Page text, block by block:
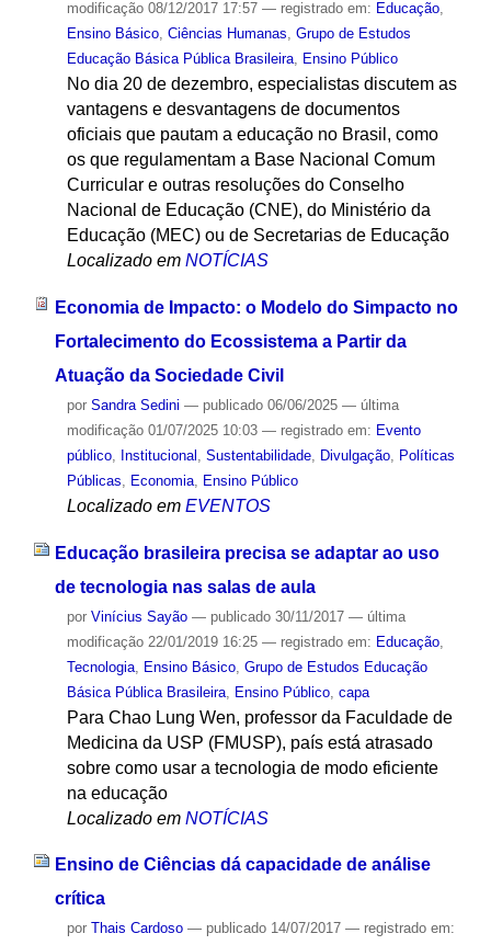
modificação08/12/2017 17:57 — registrado em: Educação,
Ensino Básico, Ciências Humanas, Grupo de Estudos
Educação Básica Pública Brasileira, Ensino Público
No dia 20 de dezembro, especialistas discutem as
vantagens e desvantagens de documentos
oficiais que pautam a educação no Brasil, como
os que regulamentam a Base Nacional Comum
Curricular e outras resoluções do Conselho
Nacional de Educação (CNE), do Ministério da
Educação (MEC) ou de Secretarias de Educação
Localizado em NOTÍCIAS
Economia de Impacto: o Modelo do Simpacto no
Fortalecimento do Ecossistema a Partir da
Atuação da Sociedade Civil
por Sandra Sedini — publicado06/06/2025 — última
modificação01/07/2025 10:03 — registrado em: Evento
público, Institucional , Sustentabilidade, Divulgação, Políticas
Públicas, Economia, Ensino Público
Localizado em EVENTOS
Educação brasileira precisa se adaptar ao uso
de tecnologia nas salas de aula
por Vinícius Sayão — publicado30/11/2017 — última
modificação22/01/2019 16:25 — registrado em: Educação,
Tecnologia, Ensino Básico, Grupo de Estudos Educação
Básica Pública Brasileira, Ensino Público, capa
Para Chao Lung Wen, professor da Faculdade de
Medicina da USP (FMUSP), país está atrasado
sobre como usar a tecnologia de modo eficiente
na educação
Localizado em NOTÍCIAS
Ensino de Ciências dá capacidade de análise
crítica
por Thais Cardoso — publicado14/07/2017 — registrado em: